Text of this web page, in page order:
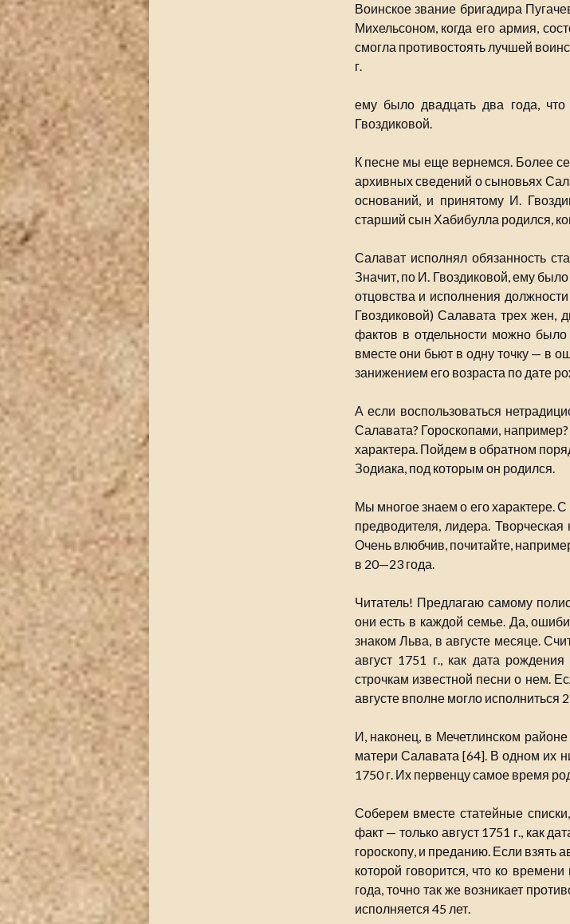
Воинское звание бригадира
Михельсоном, когда его армия,
смогла противостоять лучшей
г.
ему было двадцать два года,
Гвоздиковой.
К песне мы еще вернемся. Более
архивных сведений о сыновьях
оснований, и принятому И.
старший сын Хабибулла родился,
Салават исполнял обязанность
Значит, по И. Гвоздиковой, ему
отцовства и исполнения
Гвоздиковой) Салавата трех жен,
фактов в отдельности можно
вместе они бьют в одну точку — в
занижением его возраста по дате
А если воспользоваться
Салавата? Гороскопами,
характера. Пойдем в обратном
Зодиака, под которым он родился.
Мы многое знаем о его характере.
предводителя, лидера.
Очень влюбчив, почитайте,
в 20—23 года.
Читатель! Предлагаю самому
они есть в каждой семье. Да,
знаком Льва, в августе месяце.
август 1751 г., как дата
строчкам известной песни о нем.
августе вполне могло
И, наконец, в Мечетлинском
матери Салавата [64]. В одном их
1750 г. Их первенцу самое время
Соберем вместе статейные
факт — только август 1751 г., как
гороскопу, и преданию. Если взять
которой говорится, что ко
года, точно так же возникает
исполняется 45 лет.